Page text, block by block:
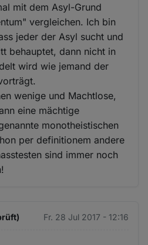
mit dem Asyl-Grund
vergleichen. Ich bin
jeder der Asyl sucht und
behauptet, dann nicht in
wird wie jemand der
wenige und Machtlose,
eine mächtige
monotheistischen
per definitionem andere
sind immer noch
Fr. 28 Jul 2017 - 12:16